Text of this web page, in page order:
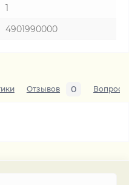
1
4901990000
Отзывов 0 Вопросы